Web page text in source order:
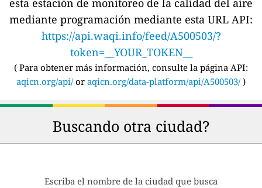
mediante programación mediante esta URL API:
https://api.waqi.info/feed/A500503/?
token=__YOUR_TOKEN__
( Para obtener más información, consulte la página API:
aqicn.org/api/or aqicn.org/data-platform/api/A500503/)
Buscando otra ciudad?
Escriba el nombre de la ciudad que busca